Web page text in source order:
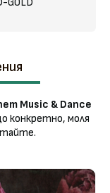
GOLD
Music & Dance
конкретно, моля